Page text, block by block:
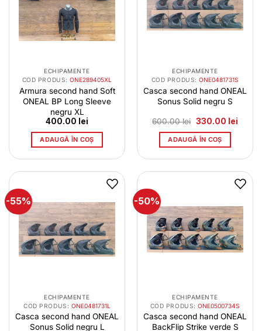
ECHIPAMENTE
COD PRODUS:ONE289405XL
Armura second hand Soft
ONEAL BP Long Sleeve
negru XL
400.00 lei
ADAUGĂ ÎN COȘ
ECHIPAMENTE
COD PRODUS:ONE0481731S
Casca second hand ONEAL
Sonus Solid negru S
600.00lei Prețul
a
fost:
330.00 leiPrețul
ADAUGĂ ÎN COȘ
-55%
ECHIPAMENTE
COD PRODUS: ONE0481731L
Casca second hand ONEAL
Sonus Solid negru L
-50%
ECHIPAMENTE
COD PRODUS:ONE0500734S
Casca second hand ONEAL
BackFlip Strike verde S